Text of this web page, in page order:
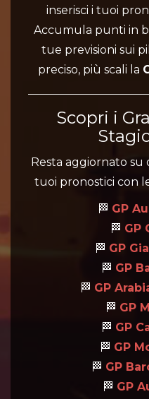
inserisci i tuoi
Accumula punti in
tue previsioni sui
preciso, più scali la
Scopri i
Resta aggiornato su
tuoi pronostici con
🏁 GP
🏁 GP
🏁 GP
🏁 GP
🏁 GP
🏁 GP
🏁 GP
🏁 GP
🏁 GP
🏁 GP